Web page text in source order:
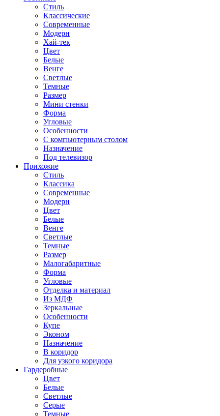
Стиль
Классические
Современные
Модерн
Хай-тек
Цвет
Белые
Венге
Светлые
Темные
Размер
Мини стенки
Форма
Угловые
Особенности
С компьютерным столом
Назначение
Под телевизор
Прихожие
Стиль
Классика
Современные
Модерн
Цвет
Белые
Венге
Светлые
Темные
Размер
Малогабаритные
Форма
Угловые
Отделка и материал
Из МДФ
Зеркальные
Особенности
Купе
Эконом
Назначение
В коридор
Для узкого коридора
Гардеробные
Цвет
Белые
Светлые
Серые
Темные